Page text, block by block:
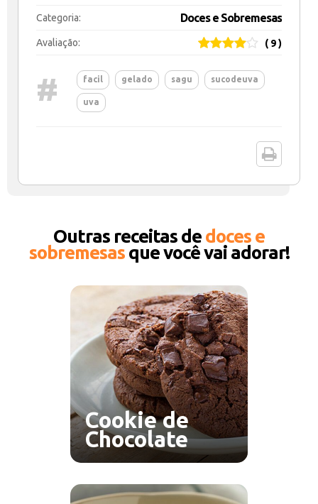
Categoria: Doces e Sobremesas
Avaliação: ( 9 )
# facil gelado sagu sucodeuva
uva
Outras receitas de doces e
sobremesasque você vai adorar!
Cookie de
Chocolate